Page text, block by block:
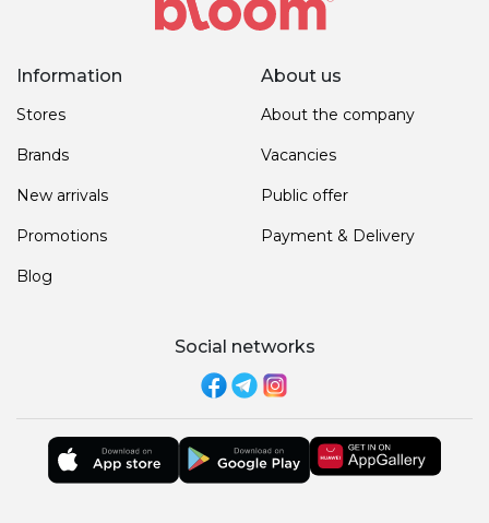
Information
Stores
Brands
New arrivals
Promotions
Blog
About us
About the company
Vacancies
Public offer
Payment & Delivery
Social networks